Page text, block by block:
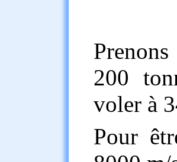
200
voler à
Pour